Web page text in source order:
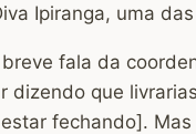
Ipiranga, uma
fala da
que
fechando].